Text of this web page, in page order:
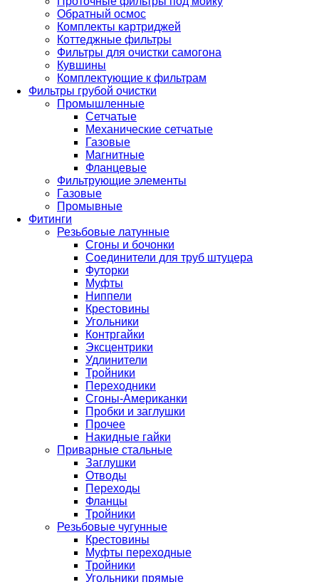
Обратный осмос
Комплекты картриджей
Коттеджные фильтры
Фильтры для очистки самогона
Кувшины
Комплектующие к фильтрам
Фильтры грубой очистки
Промышленные
Сетчатые
Механические сетчатые
Газовые
Магнитные
Фланцевые
Фильтрующие элементы
Газовые
Промывные
Фитинги
Резьбовые латунные
Сгоны и бочонки
Соединители для труб штуцера
Футорки
Муфты
Ниппели
Крестовины
Угольники
Контргайки
Эксцентрики
Удлинители
Тройники
Переходники
Сгоны-Американки
Пробки и заглушки
Прочее
Накидные гайки
Приварные стальные
Заглушки
Отводы
Переходы
Фланцы
Тройники
Резьбовые чугунные
Крестовины
Муфты переходные
Тройники
Угольники прямые